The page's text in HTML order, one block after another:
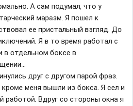
А сам подумал, что у
маразм. Я пошел к
ее пристальный взгляд. До
Я в то время работал с
в отдельном боксе в
друг с другом парой фраз.
меня вышли из бокса. Я сел и
работой. Вдруг со стороны окна я